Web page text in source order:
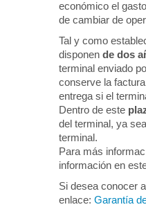
económico el
de cambiar de
Tal y como
disponende dos
terminal enviado
conserve la
entrega si el
Dentro de este
del terminal, ya
terminal.
Para más
información en
Si desea conocer
enlace:Garantía